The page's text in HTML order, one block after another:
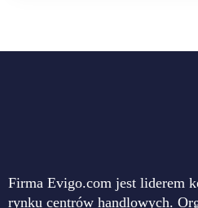
Firma Evigo.com jest liderem
rynku centrów handlowych.